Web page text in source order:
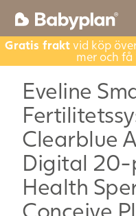
Gratis fraktvid köp
mer och
Eveline
Clearblue
Digital 20-
Health
Conceive